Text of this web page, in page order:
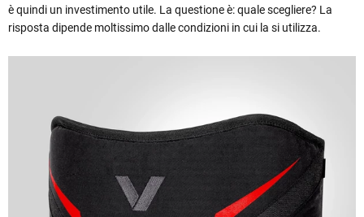
è quindi un investimento utile. La questione è: quale scegliere? La
risposta dipende moltissimo dalle condizioni in cui la si utilizza.